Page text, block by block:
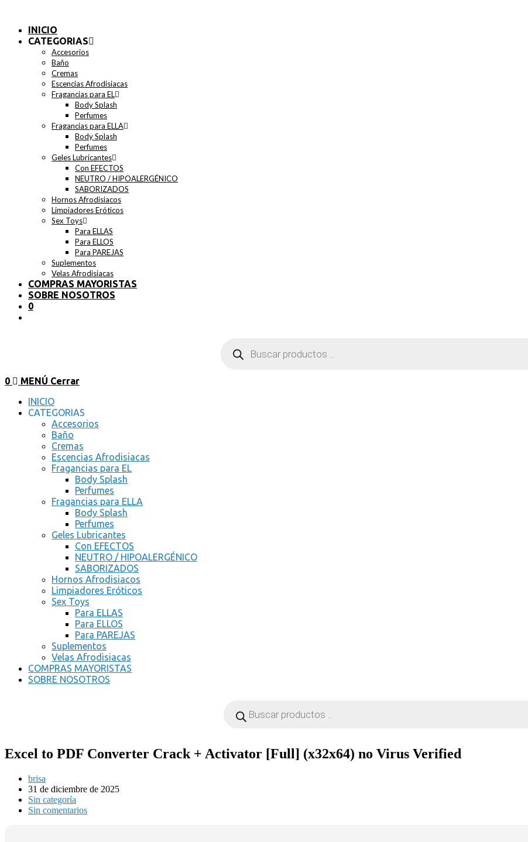
INICIO
CATEGORIAS
Accesorios
Baño
Cremas
Escencias Afrodisiacas
Fragancias para EL
Body Splash
Perfumes
Fragancias para ELLA
Body Splash
Perfumes
Geles Lubricantes
Con EFECTOS
NEUTRO / HIPOALERGÉNICO
SABORIZADOS
Hornos Afrodisiacos
Limpiadores Eróticos
Sex Toys
Para ELLAS
Para ELLOS
Para PAREJAS
Suplementos
Velas Afrodisiacas
COMPRAS MAYORISTAS
SOBRE NOSOTROS
0
0 MENÚ Cerrar
INICIO
CATEGORIAS
Accesorios
Baño
Cremas
Escencias Afrodisiacas
Fragancias para EL
Body Splash
Perfumes
Fragancias para ELLA
Body Splash
Perfumes
Geles Lubricantes
Con EFECTOS
NEUTRO / HIPOALERGÉNICO
SABORIZADOS
Hornos Afrodisiacos
Limpiadores Eróticos
Sex Toys
Para ELLAS
Para ELLOS
Para PAREJAS
Suplementos
Velas Afrodisiacas
COMPRAS MAYORISTAS
SOBRE NOSOTROS
Excel to PDF Converter Crack + Activator [Full] (x32x64) no Virus Verified
brisa
31 de diciembre de 2025
Sin categoría
Sin comentarios